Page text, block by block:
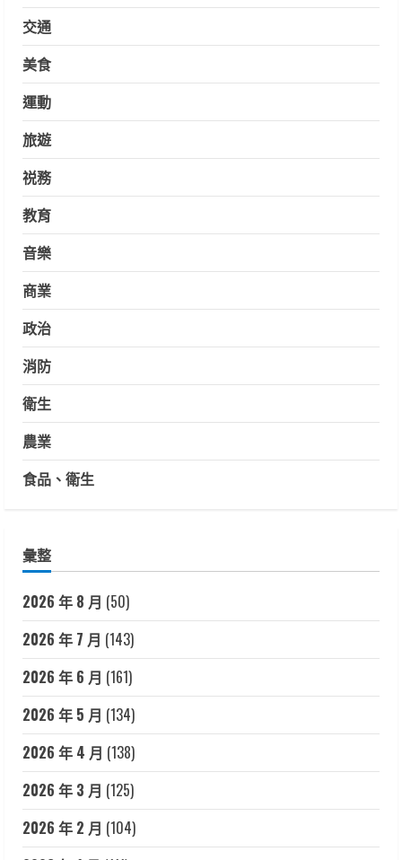
交通
美食
運動
旅遊
祱務
教育
音樂
商業
政治
消防
衛生
農業
食品、衛生
彙整
2026 年 8 月 (50)
2026 年 7 月 (143)
2026 年 6 月 (161)
2026 年 5 月 (134)
2026 年 4 月 (138)
2026 年 3 月 (125)
2026 年 2 月 (104)